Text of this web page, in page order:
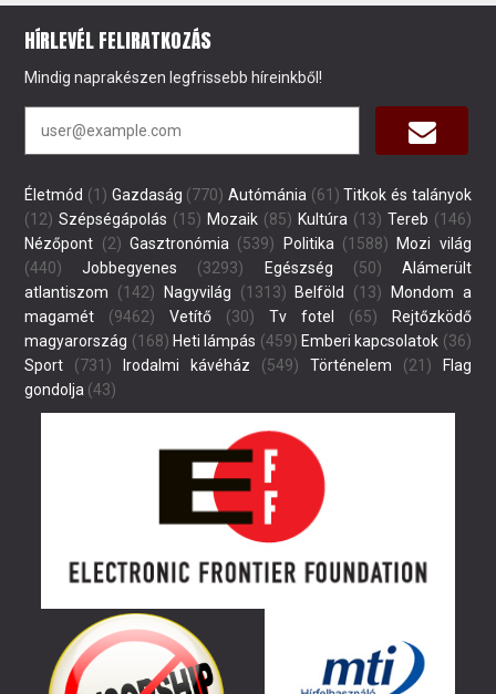
HÍRLEVÉL FELIRATKOZÁS
Mindig naprakészen legfrissebb híreinkből!
Életmód (1) Gazdaság (770) Autómánia (61) Titkok és talányok
(12) Szépségápolás (15) Mozaik (85) Kultúra (13) Tereb (146)
Nézőpont (2) Gasztronómia (539) Politika (1588)
Mozi világ
(440)
Jobbegyenes (3293) Egészség (50)
Alámerült
atlantiszom (142) Nagyvilág (1313) Belföld (13)
Mondom a
magamét (9462) Vetítő (30) Tv fotel (65)
Rejtőzködő
magyarország (168) Heti lámpás (459) Emberi kapcsolatok (36)
Sport (731) Irodalmi kávéház (549) Történelem (21)
Flag
gondolja (43)